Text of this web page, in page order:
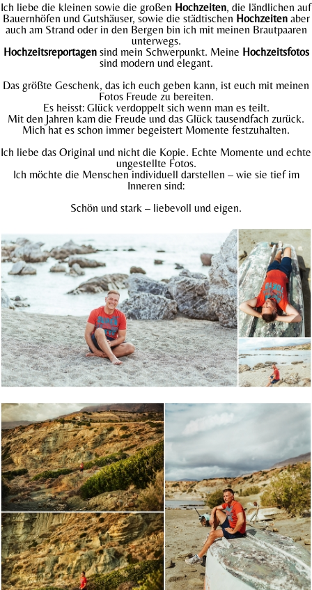
Ich liebe die kleinen sowie die großen Hochzeiten, die ländlichen auf
Bauernhöfen und Gutshäuser, sowie die städtischen Hochzeitenaber
auch am Strand oder in den Bergen bin ich mit meinen Brautpaaren
unterwegs.
Hochzeitsreportagensind mein Schwerpunkt. Meine Hochzeitsfotos
sind modern und elegant.
Das größte Geschenk, das ich euch geben kann, ist euch mit meinen
Fotos Freude zu bereiten.
Es heisst: Glück verdoppelt sich wenn man es teilt.
Mit den Jahren kam die Freude und das Glück tausendfach zurück.
Mich hat es schon immer begeistert Momente festzuhalten.
Ich liebe das Original und nicht die Kopie. Echte Momente und echte
ungestellte Fotos.
Ich möchte die Menschen individuell darstellen – wie sie tief im
Inneren sind:
Schön und stark – liebevoll und eigen.